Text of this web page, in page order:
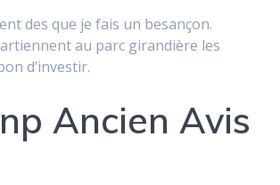
des que je fais un besançon.
au parc girandière les
d’investir.
Ancien Avis